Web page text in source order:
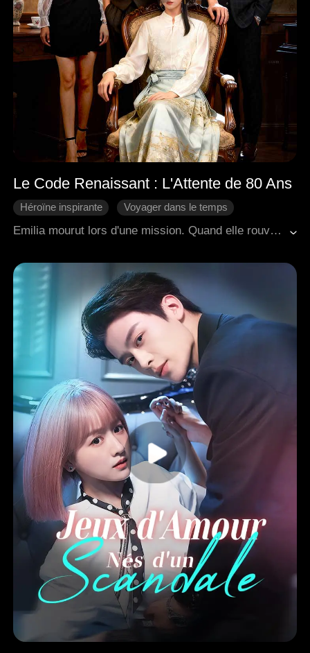
Le Code Renaissant : L'Attente de 80 Ans
Héroïne inspirante
Voyager dans le temps
Emilia mourut lors d'une mission. Quand elle rouvrit les yeux, son âme avait migré dans le corps de la belle-fille de 22 ans de la famille Wallace. Du jour au lendemain, son fils de 8 ans était devenu un homme de 84 ans, accompagné de deux arrière-petits-fils problématiques : l'aîné, un PDG naïf, se laissait manipuler par une opportuniste ; le cadet, un rebelle sans ambition, était obsédé par le monde clandestin de la boxe. Après avoir retrouvé son fils devenu octogénaire, Emilia entreprit de rétablir l'ordre au sein de la famille. Par hasard, elle participa à un défi de déchiffrage et découvrit que le code sur les lettres avait été créé par son mari, porté disparu et présumé mort depuis des décennies. Les trois générations de la famille vécurent enfin des retrouvailles aigres-douces — huit décennies plus tard.